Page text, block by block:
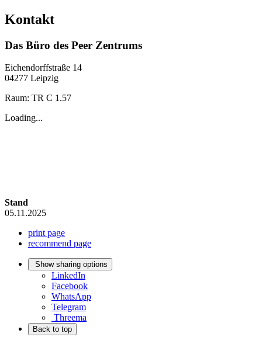
Kontakt
Das Büro des Peer Zentrums
Eichendorffstraße 14
04277 Leipzig
Raum: TR C 1.57
Loading...
Stand
05.11.2025
print page
recommend page
Show sharing options
LinkedIn
Facebook
WhatsApp
Telegram
Threema
Back to top